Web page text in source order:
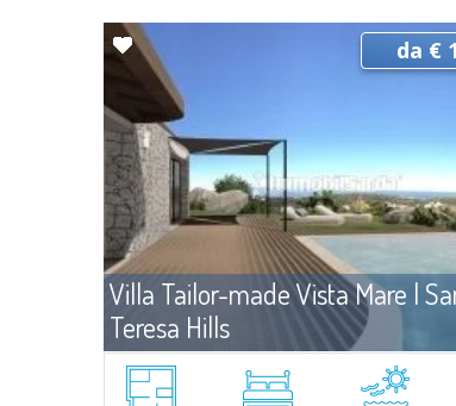
Villa Tailor-made Vista Mare |
Teresa Hills
Santa Teresa Gallura
La villa si inserisce in un piano di lottizzazione che si
da €